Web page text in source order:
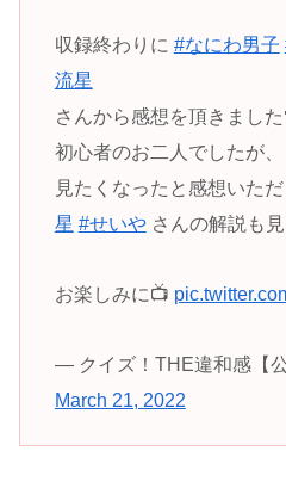
収録終わりに #なにわ男子
流星
さんから感想を頂きました
初心者のお二人でしたが、
見たくなったと感想いた
星 #せいやさんの解説も見
お楽しみに📺
— クイズ！THE違和感【
March 21, 2022